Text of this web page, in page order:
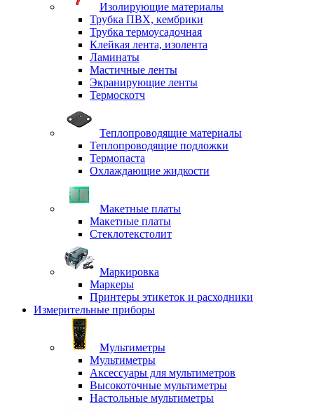
Изолирующие материалы
Трубка ПВХ, кембрики
Трубка термоусадочная
Клейкая лента, изолента
Ламинаты
Мастичные ленты
Экранирующие ленты
Термоскотч
Теплопроводящие материалы
Теплопроводящие подложки
Термопаста
Охлаждающие жидкости
Макетные платы
Макетные платы
Стеклотекстолит
Маркировка
Маркеры
Принтеры этикеток и расходники
Измерительные приборы
Мультиметры
Мультиметры
Аксессуары для мультиметров
Высокоточные мультиметры
Настольные мультиметры